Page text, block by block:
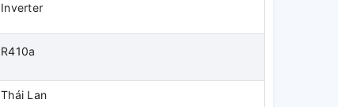
Inverter
R410a
Thái Lan